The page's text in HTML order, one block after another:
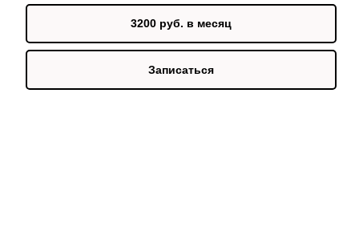
3200 руб. в месяц
Записаться